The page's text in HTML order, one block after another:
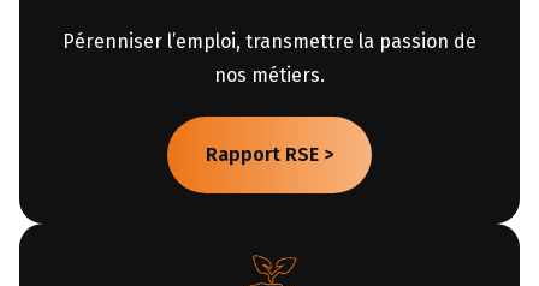
Pérenniser l’emploi, transmettre la passion de
nos métiers.
Rapport RSE >